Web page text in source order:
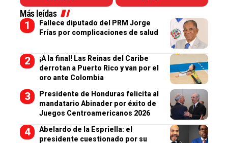
Más leídas
Fallece diputado del PRM Jorge
Frías por complicaciones de salud
¡A la final! Las Reinas del Caribe
derrotan a Puerto Rico y van por el
oro ante Colombia
Presidente de Honduras felicita al
mandatario Abinader por éxito de
Juegos Centroamericanos 2026
Abelardo de la Espriella: el
presidente cuestionado por su